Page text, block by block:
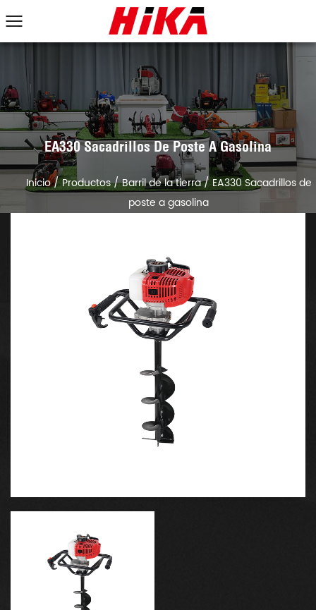
EA330 Sacadrillos De Poste A Gasolina
Inicio/Productos/Barril de la tierra/EA330 Sacadrillos de
poste a gasolina